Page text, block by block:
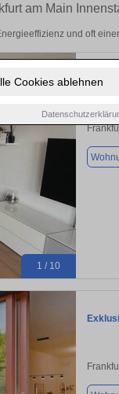
Cookies ablehnen
am Main
und oft
1 / 10
3-